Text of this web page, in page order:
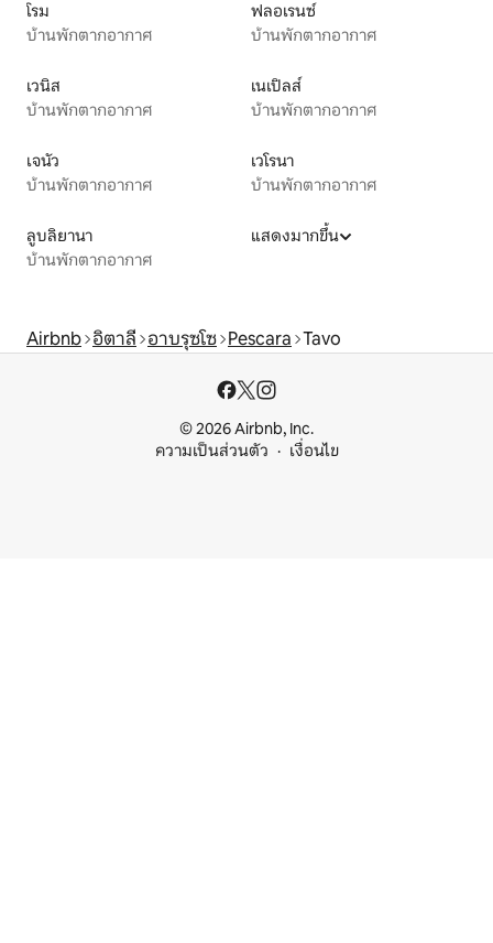
โรม
บ้านพักตากอากาศ
ฟลอเรนซ์
บ้านพักตากอากาศ
เวนิส
บ้านพักตากอากาศ
เนเปิลส์
บ้านพักตากอากาศ
เจนัว
บ้านพักตากอากาศ
เวโรนา
บ้านพักตากอากาศ
ลูบลิยานา
บ้านพักตากอากาศ
แสดงมากขึ้น
Airbnb อิตาลี อาบรุซโซ Pescara Tavo
© 2026 Airbnb, Inc.
ความเป็นส่วนตัว
เงื่อนไข